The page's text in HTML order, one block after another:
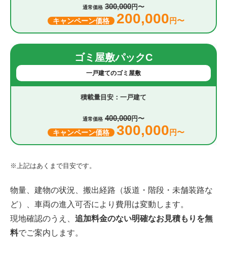
通常価格 300,000円〜
キャンペーン価格 200,000 円〜
ゴミ屋敷パックC
一戸建てのゴミ屋敷
一戸建て
通常価格 400,000円〜
キャンペーン価格 300,000 円〜
※上記はあくまで目安です。
物量、建物の状況、搬出経路（坂道・階段・未舗装路な
ど）、車両の進入可否により費用は変動します。
現地確認のうえ、 追加料金のない明確なお見積もりを無
料でご案内します。